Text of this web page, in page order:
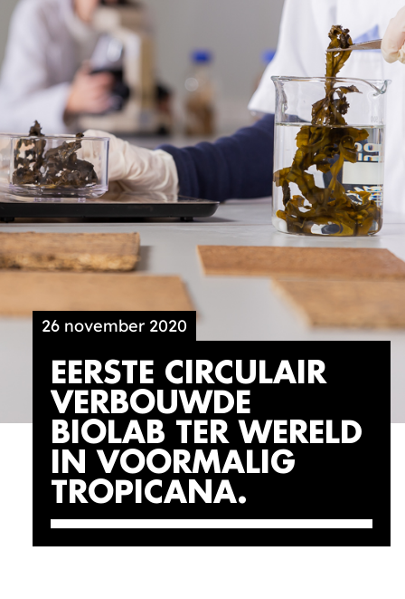
26 november 2020
EERSTE CIRCULAIR
VERBOUWDE
BIOLAB TER WERELD
IN VOORMALIG
TROPICANA